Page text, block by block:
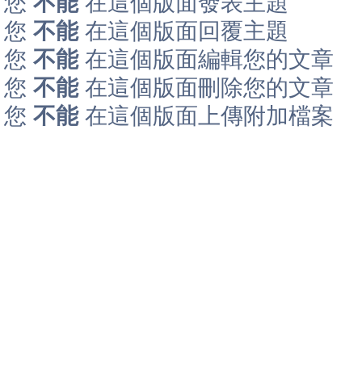
您 不能在這個版面回覆主題
您 不能在這個版面編輯您的文章
您 不能在這個版面刪除您的文章
您 不能在這個版面上傳附加檔案